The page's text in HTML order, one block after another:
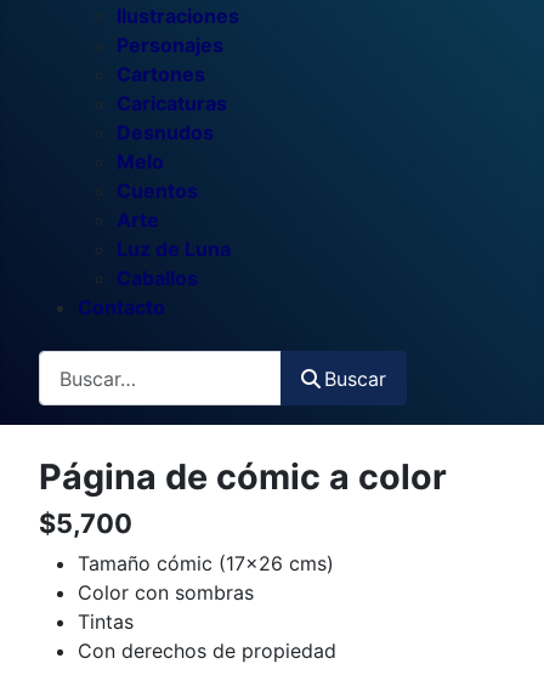
Ilustraciones
Personajes
Cartones
Caricaturas
Desnudos
Melo
Cuentos
Arte
Luz de Luna
Caballos
Contacto
Buscar
Buscar
Página de cómic a color
$5,700
Tamaño cómic (17x26 cms)
Color con sombras
Tintas
Con derechos de propiedad